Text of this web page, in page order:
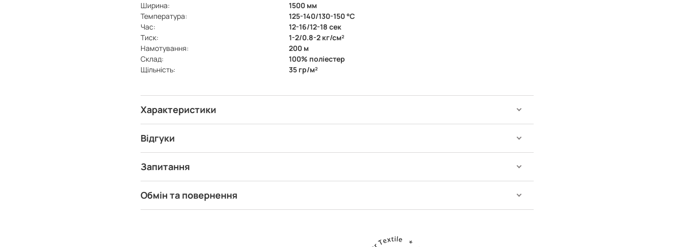
Ширина:
1500 мм
Температура:
125-140/130-150 °C
Час:
12-16/12-18 сек
Тиск:
1-2/0.8-2 кг/см²
Намотування:
200 м
Склад:
100% поліестер
Щільність:
35 гр/м²
Характеристики
Відгуки
Запитання
Обмін та повернення